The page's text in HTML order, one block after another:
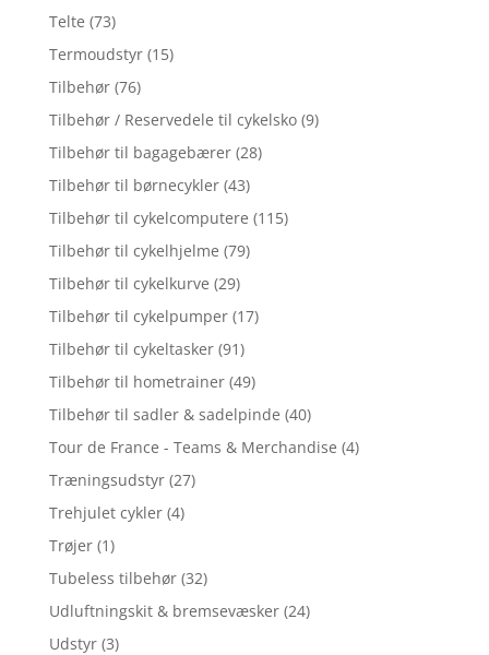
Telte (73)
Termoudstyr (15)
Tilbehør (76)
Tilbehør / Reservedele til cykelsko (9)
Tilbehør til bagagebærer (28)
Tilbehør til børnecykler (43)
Tilbehør til cykelcomputere (115)
Tilbehør til cykelhjelme (79)
Tilbehør til cykelkurve (29)
Tilbehør til cykelpumper (17)
Tilbehør til cykeltasker (91)
Tilbehør til hometrainer (49)
Tilbehør til sadler & sadelpinde (40)
Tour de France - Teams & Merchandise (4)
Træningsudstyr (27)
Trehjulet cykler (4)
Trøjer (1)
Tubeless tilbehør (32)
Udluftningskit & bremsevæsker (24)
Udstyr (3)